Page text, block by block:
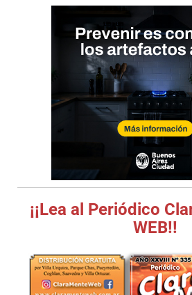
¡¡Lea al Periódico
WEB!!